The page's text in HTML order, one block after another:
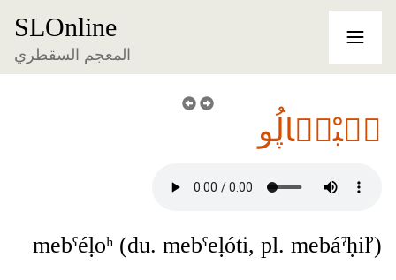
SLOnline
المعجم السقطري
مٞبْعٞاڸُو
mebˁéḷoʰ (du. mebˁeḷóti, pl. mebáˀḥiľ)